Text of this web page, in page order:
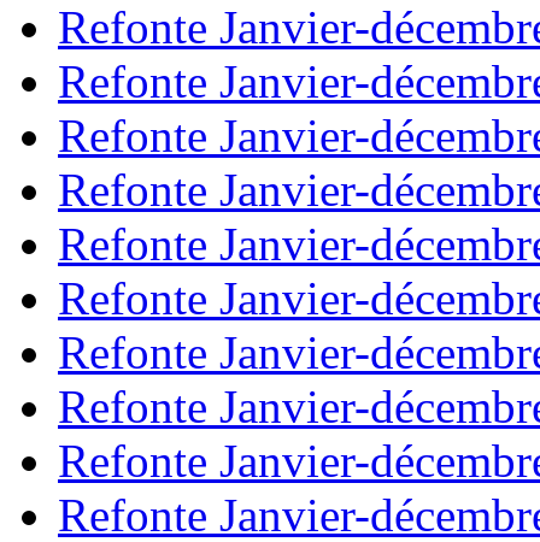
Refonte Janvier-
Refonte Janvier-
Refonte Janvier-
Refonte Janvier-
Refonte Janvier-
Refonte Janvier-
Refonte Janvier-
Refonte Janvier-
Refonte Janvier-
Refonte Janvier-